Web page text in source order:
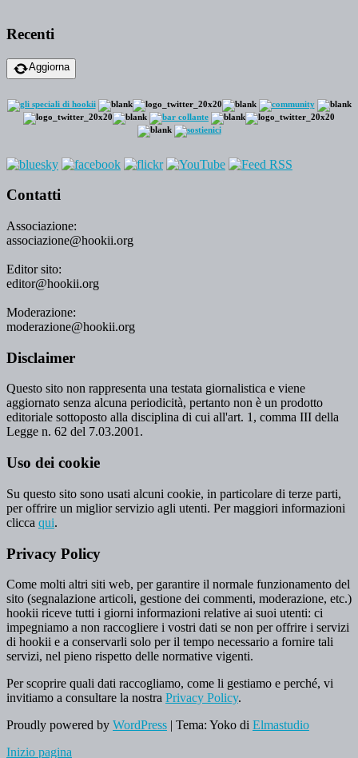
Recenti
Aggiorna
Contatti
Associazione:
associazione@hookii.org
Editor sito:
editor@hookii.org
Moderazione:
moderazione@hookii.org
Disclaimer
Questo sito non rappresenta una testata giornalistica e viene
aggiornato senza alcuna periodicità, pertanto non è un prodotto
editoriale sottoposto alla disciplina di cui all'art. 1, comma III della
Legge n. 62 del 7.03.2001.
Uso dei cookie
Su questo sito sono usati alcuni cookie, in particolare di terze parti,
per offrire un miglior servizio agli utenti. Per maggiori informazioni
clicca qui.
Privacy Policy
Come molti altri siti web, per garantire il normale funzionamento del
sito (segnalazione articoli, gestione dei commenti, moderazione, etc.)
hookii riceve tutti i giorni informazioni relative ai suoi utenti: ci
impegniamo a non raccogliere i vostri dati se non per offrire i servizi
di hookii e a conservarli solo per il tempo necessario a fornire tali
servizi, nel pieno rispetto delle normative vigenti.
Per scoprire quali dati raccogliamo, come li gestiamo e perché, vi
invitiamo a consultare la nostra Privacy Policy.
Proudly powered by WordPress | Tema: Yoko di Elmastudio
Inizio pagina